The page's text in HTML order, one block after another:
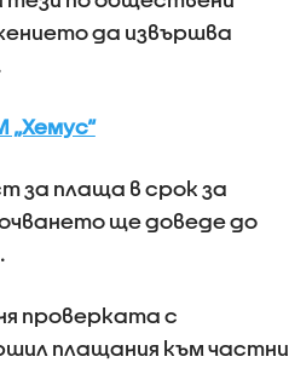
да извършва
за плаща в срок за
ще доведе до
проверката с
плащания към частни